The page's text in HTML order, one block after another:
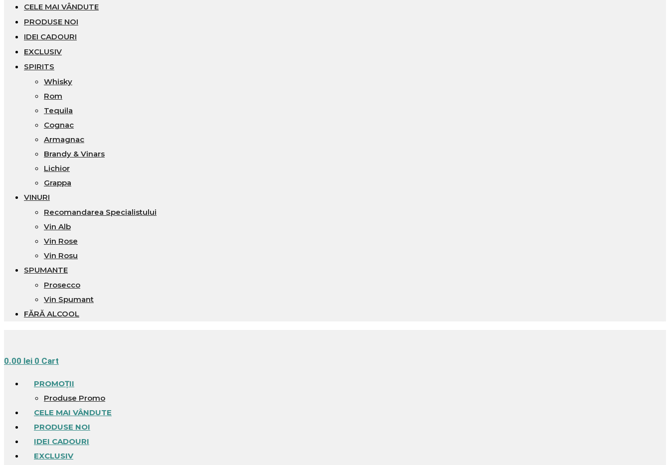
CELE MAI VÂNDUTE
PRODUSE NOI
IDEI CADOURI
EXCLUSIV
SPIRITS
Whisky
Rom
Tequila
Cognac
Armagnac
Brandy & Vinars
Lichior
Grappa
VINURI
Recomandarea Specialistului
Vin Alb
Vin Rose
Vin Rosu
SPUMANTE
Prosecco
Vin Spumant
FĂRĂ ALCOOL
0.00 lei 0 Cart
PROMOȚII
Produse Promo
CELE MAI VÂNDUTE
PRODUSE NOI
IDEI CADOURI
EXCLUSIV